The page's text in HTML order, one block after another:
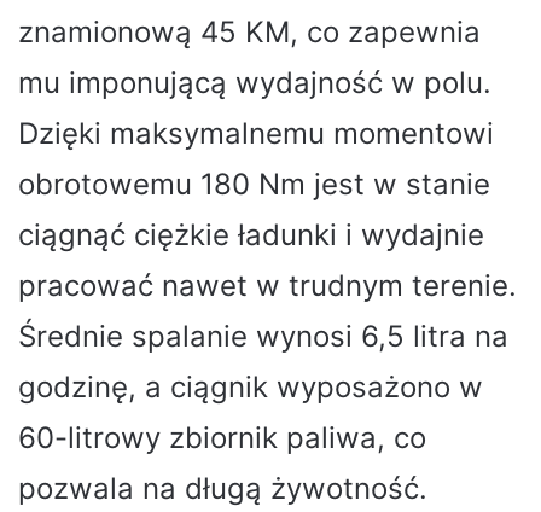
znamionową 45 KM, co zapewnia
mu imponującą wydajność w polu.
Dzięki maksymalnemu momentowi
obrotowemu 180 Nm jest w stanie
ciągnąć ciężkie ładunki i wydajnie
pracować nawet w trudnym terenie.
Średnie spalanie wynosi 6,5 litra na
godzinę, a ciągnik wyposażono w
60-litrowy zbiornik paliwa, co
pozwala na długą żywotność.